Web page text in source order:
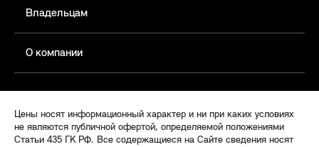
Владельцам
О компании
Цены носят информационный характер и ни при каких условиях
не являются публичной офертой, определяемой положениями
Статьи 435 ГК РФ. Все содержащиеся на Сайте сведения носят